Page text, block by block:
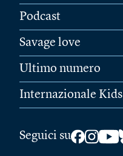
Podcast
Savage love
Ultimo numero
Internazionale Kids
Seguici su